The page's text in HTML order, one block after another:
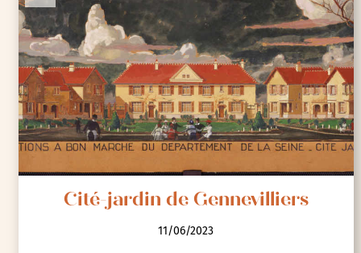
Cité-jardin de Gennevilliers
11/06/2023